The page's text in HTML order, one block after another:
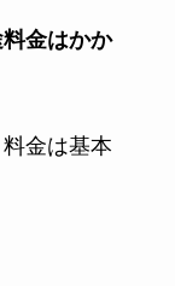
金はかか
金は基本